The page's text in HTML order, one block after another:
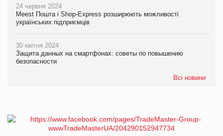
24 червня 2024
Meest Пошта і Shop-Express розширюють можливості
українських підприємців
30 квітня 2024
Защита данных на смартфонах: советы по повышению
безопасности
Всі новини